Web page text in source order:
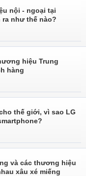
nội - ngoại tại
ra như thế nào?
hiệu Trung
hàng
thế giới, vì sao LG
và các thương hiệu
xâu xé miếng